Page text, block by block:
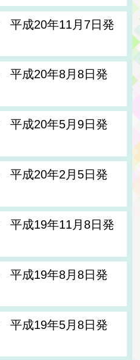
平成20年11月7日発
平成20年8月8日発
平成20年5月9日発
平成20年2月5日発
平成19年11月8日発
平成19年8月8日発
平成19年5月8日発